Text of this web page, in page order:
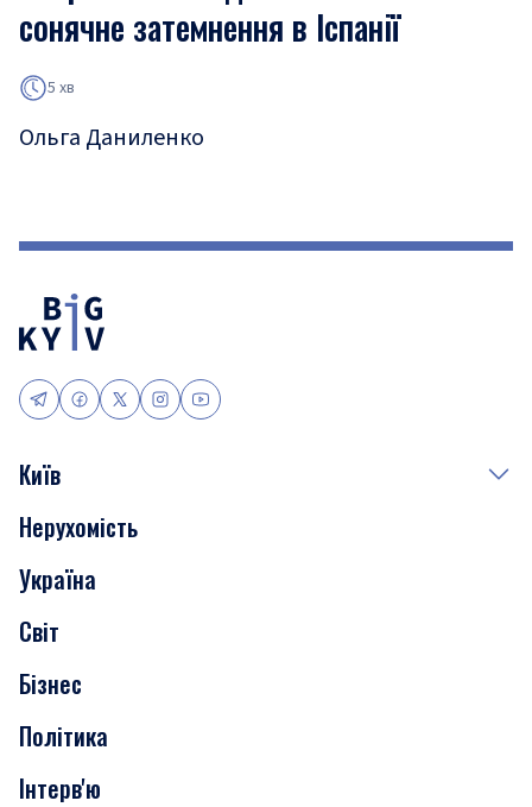
сонячне затемнення в Іспанії
5 хв
Ольга Даниленко
Київ
Події
Скандали
Нерухомість
Транспорт
Нерухомість
Україна
Світ
Бізнес
Політика
Інтерв'ю